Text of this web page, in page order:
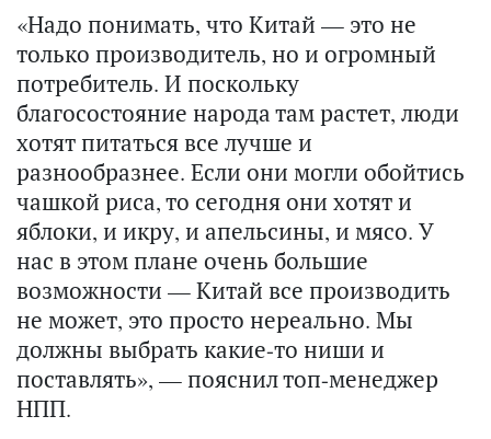
«Надо понимать, что Китай — это не
только производитель, но и огромный
потребитель. И поскольку
благосостояние народа там растет, люди
хотят питаться все лучше и
разнообразнее. Если они могли обойтись
чашкой риса, то сегодня они хотят и
яблоки, и икру, и апельсины, и мясо. У
нас в этом плане очень большие
возможности — Китай все производить
не может, это просто нереально. Мы
должны выбрать какие-то ниши и
поставлять», — пояснил топ-менеджер
НПП.